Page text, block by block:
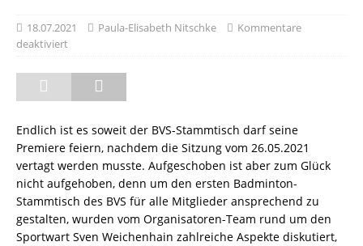
18.07.2021 Paula-Elisabeth Nitschke
Kommentare
deaktiviert
Endlich ist es soweit der BVS-Stammtisch darf seine
Premiere feiern, nachdem die Sitzung vom 26.05.2021
vertagt werden musste. Aufgeschoben ist aber zum Glück
nicht aufgehoben, denn um den ersten Badminton-
Stammtisch des BVS für alle Mitglieder ansprechend zu
gestalten, wurden vom Organisatoren-Team rund um den
Sportwart Sven Weichenhain zahlreiche Aspekte diskutiert,